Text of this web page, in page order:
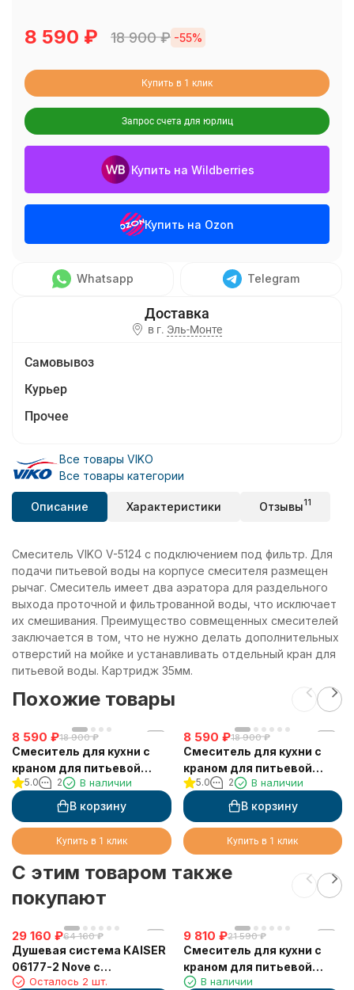
8 590 ₽ 18 900₽ -55%
Купить в 1 клик
Запрос счета для юрлиц
Купить на Wildberries
Купить на Ozon
Whatsapp Telegram
в г. Эль-Монте
Самовывоз
Курьер
Прочее
Все товары VIKO
Все товары категории
Описание Характеристики Отзывы11
Смеситель VIKO V-5124 с подключением под фильтр. Для
подачи питьевой воды на корпусе смесителя размещен
рычаг. Смеситель имеет два аэратора для раздельного
выхода проточной и фильтрованной воды, что исключает
их смешивания. Преимущество совмещенных смесителей
заключается в том, что не нужно делать дополнительных
отверстий на мойке и устанавливать отдельный кран для
питьевой воды. Картридж 35мм.
Похожие товары
8 590 ₽18 900 ₽
Смеситель для кухни с
краном для питьевой
воды VIKO V-5044
5.0 2 В наличии
В корзину
Купить в 1 клик
8 590 ₽18 900 ₽
Смеситель для кухни с
краном для питьевой
воды VIKO V-5104
5.0 2 В наличии
В корзину
Купить в 1 клик
C этим товаром также
покупают
29 160 ₽64 160 ₽
Душевая система KAISER
06177-2 Nove с
термостатом 6282
Осталось 2 шт.
9 810 ₽21 590 ₽
Смеситель для кухни с
краном для питьевой
воды VIKO V-5705 Ø35
В наличии